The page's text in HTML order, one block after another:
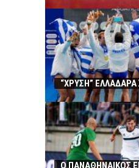
“ΧΡΥΣΗ” ΕΛΛΑΔΑΡΑ
Ο ΠΑΝΑΘΗΝΑΙΚΟΣ